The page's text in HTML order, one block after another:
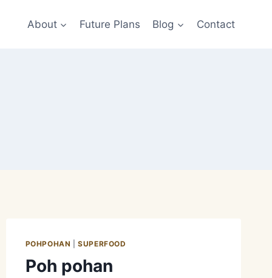
About Future Plans Blog Contact
POHPOHAN |SUPERFOOD
Poh pohan